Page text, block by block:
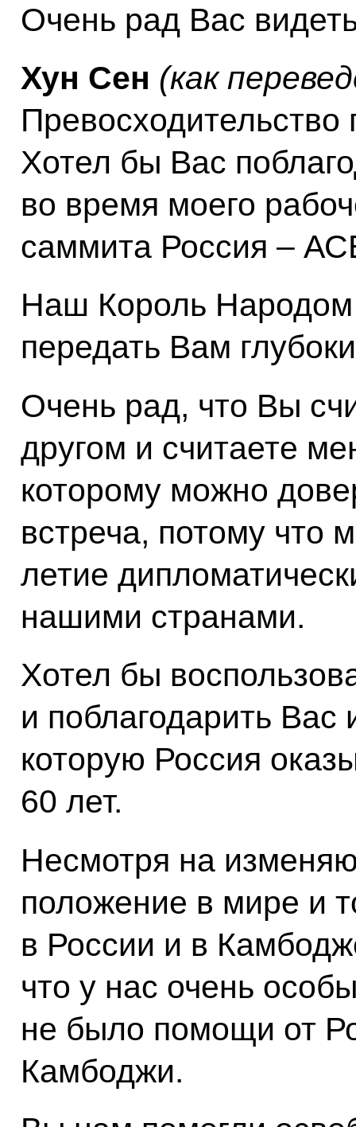
Очень рад Вас
Хун Сен (как
Превосходительство
Хотел бы Вас
во время моего
саммита Россия –
Наш Король
передать Вам
Очень рад, что Вы
другом и считаете
которому можно
встреча, потому что
летие
нашими странами.
Хотел бы
и поблагодарить
которую Россия
60 лет.
Несмотря на
положение в мире и
в России и в
что у нас очень
не было помощи от
Камбоджи.